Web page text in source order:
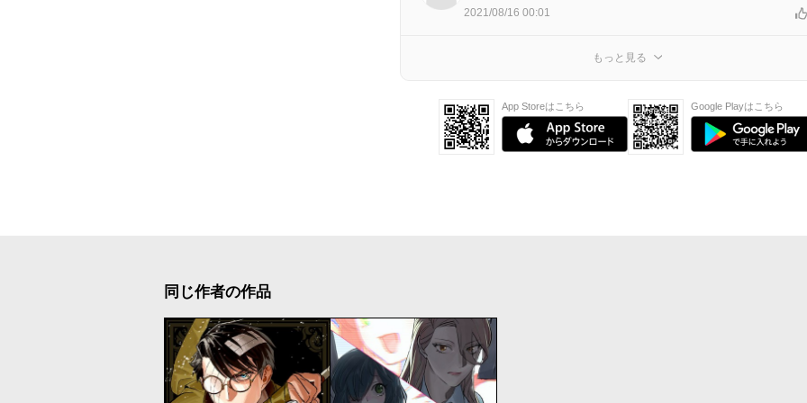
2021/08/16 00:01
もっと見る
App Storeはこちら Google Playはこちら
同じ作者の作品